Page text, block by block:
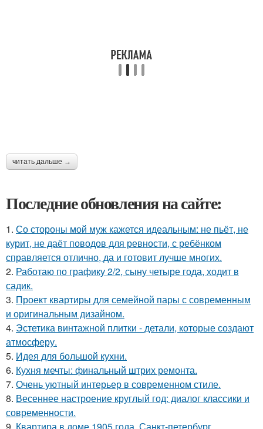
читать дальше →
Последние обновления на сайте:
1. Со стороны мой муж кажется идеальным: не пьёт, не
курит, не даёт поводов для ревности, с ребёнком
справляется отлично, да и готовит лучше многих.
2. Работаю по графику 2/2, сыну четыре года, ходит в
садик.
3. Проект квартиры для семейной пары с современным
и оригинальным дизайном.
4. Эстетика винтажной плитки - детали, которые создают
атмосферу.
5. Идея для большой кухни.
6. Кухня мечты: финальный штрих ремонта.
7. Очень уютный интерьер в современном стиле.
8. Весеннее настроение круглый год: диалог классики и
современности.
9. Квартира в доме 1905 года, Санкт-петербург.